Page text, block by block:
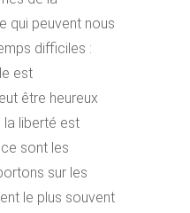
qui peuvent nous
difficiles :
est
être heureux
la liberté est
sont les
sur les
le plus souvent